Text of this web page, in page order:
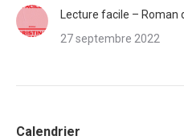
Lecture facile – Roman
27 septembre 2022
Calendrier